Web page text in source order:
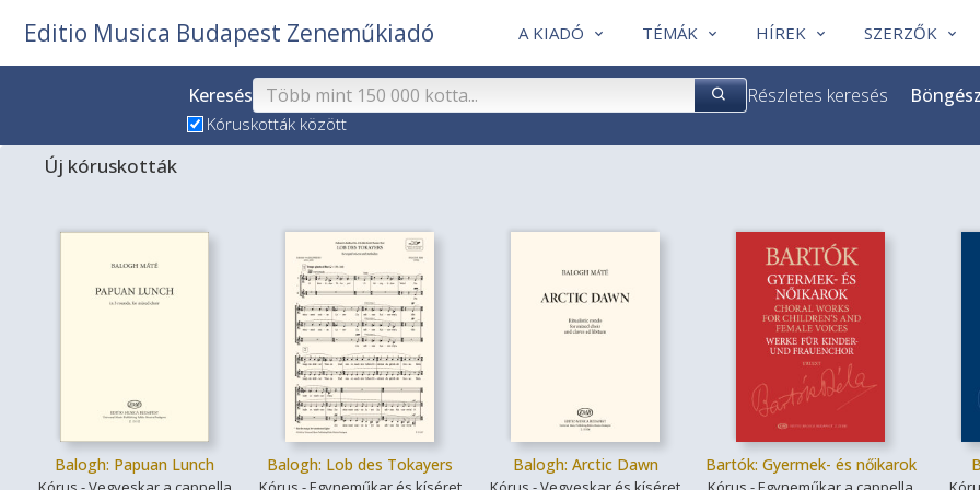
A KIADÓ TÉMÁK HÍREK SZERZŐK
Editio Musica Budapest Zeneműkiadó
Keresés Részletes keresés
Kóruskották között
Új kóruskották
Balogh: Papuan Lunch Balogh: Lob des Tokayers Balogh: Arctic Dawn Bartók: Gyermek- és nőikarok